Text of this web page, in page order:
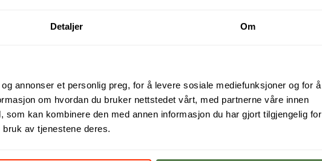
Detaljer Om
annonser et personlig preg, for å levere sosiale mediefunksjoner og for å
om hvordan du bruker nettstedet vårt, med partnerne våre innen
som kan kombinere den med annen informasjon du har gjort tilgjengelig for
av tjenestene deres.